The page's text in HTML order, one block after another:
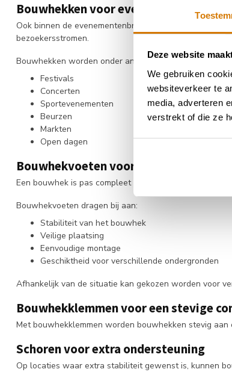
Deze website
We gebruiken
websiteverkeer te
media, adverteren
verstrekt of die ze
Bouwhekken voor evenementen
Ook binnen de evenementenbranche zijn
bezoekersstromen.
Bouwhekken worden onder andere toegepast bij:
Festivals
Concerten
Sportevenementen
Beurzen
Markten
Open dagen
Bouwhekvoeten voor een stabiele
Een bouwhek is pas compleet met de juiste
Bouwhekvoeten dragen bij aan:
Stabiliteit van het bouwhek
Veilige plaatsing
Eenvoudige montage
Geschiktheid voor verschillende ondergronden
Afhankelijk van de situatie kan gekozen worden voor
Bouwhekklemmen voor een stevige
Met bouwhekklemmen worden bouwhekken stevig
Schoren voor extra ondersteuning
Op locaties waar extra stabiliteit gewenst is, kunnen